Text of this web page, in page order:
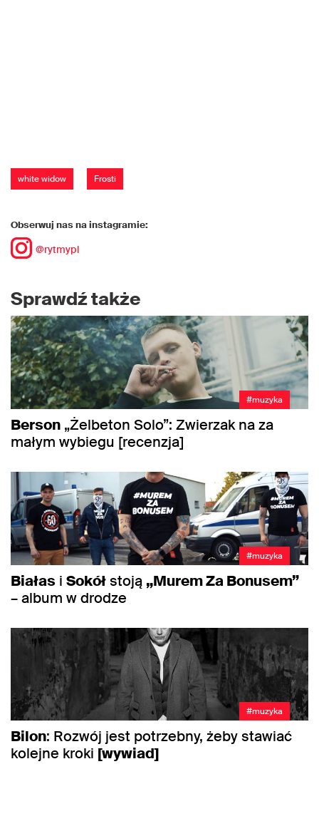
white widow Frosti
Obserwuj nas na instagramie:
@rytmypl
Sprawdź także
#muzyka
Berson „Żelbeton Solo”: Zwierzak na za
małym wybiegu [recenzja]
#muzyka
Białas i Sokółstoją „Murem Za Bonusem”
– album w drodze
#muzyka
Bilon: Rozwój jest potrzebny, żeby stawiać
kolejne kroki [wywiad]